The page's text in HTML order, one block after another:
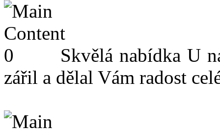
Skvělá nabídka U
zářil a dělal Vám radost